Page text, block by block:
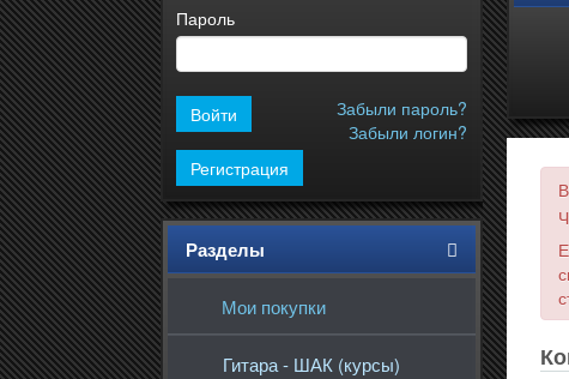
Пароль
Забыли пароль?
Забыли логин?
Регистрация
Разделы
Мои покупки
Гитара - ШАК (курсы)